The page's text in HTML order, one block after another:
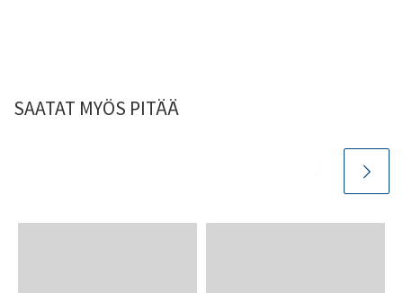
SAATAT MYÖS PITÄÄ